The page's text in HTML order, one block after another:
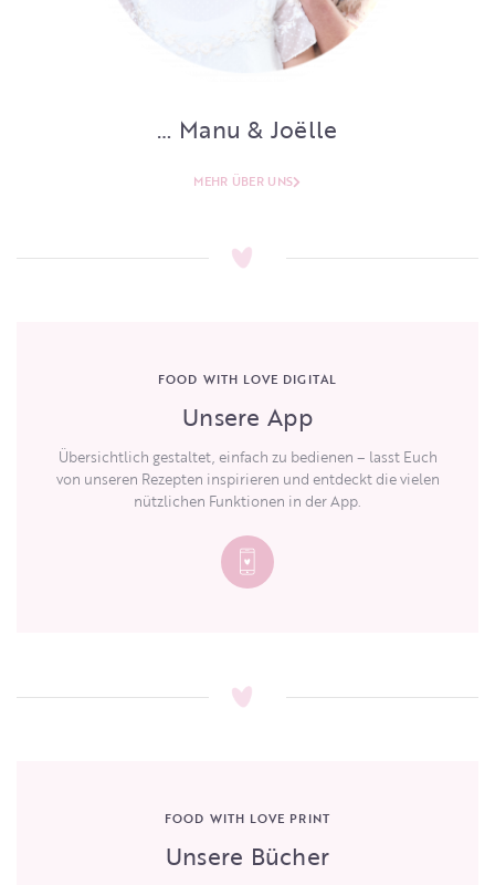
… Manu & Joëlle
MEHR ÜBER UNS
FOOD WITH LOVE DIGITAL
Unsere App
Übersichtlich gestaltet, einfach zu bedienen – lasst Euch
von unseren Rezepten inspirieren und entdeckt die vielen
nützlichen Funktionen in der App.
FOOD WITH LOVE PRINT
Unsere Bücher